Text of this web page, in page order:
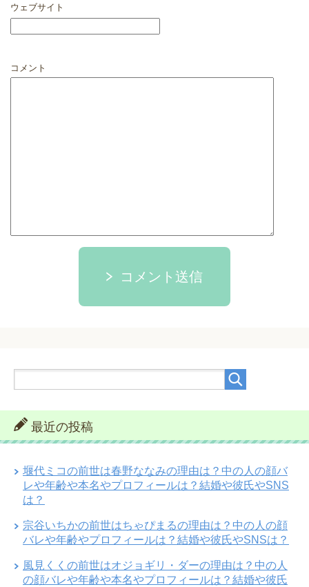
ウェブサイト
コメント
コメント送信
最近の投稿
堰代ミコの前世は春野ななみの理由は？中の人の顔バ
レや年齢や本名やプロフィールは？結婚や彼氏やSNS
は？
宗谷いちかの前世はちゃぴまるの理由は？中の人の顔
バレや年齢やプロフィールは？結婚や彼氏やSNSは？
風見くくの前世はオジョギリ・ダーの理由は？中の人
の顔バレや年齢や本名やプロフィールは？結婚や彼氏